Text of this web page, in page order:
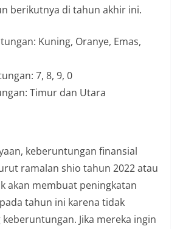
berikutnya di tahun akhir ini.
Kuning, Oranye, Emas,
7, 8, 9, 0
Timur dan Utara
keberuntungan finansial
ramalan shio tahun 2022 atau
akan membuat peningkatan
tahun ini karena tidak
Jika mereka ingin